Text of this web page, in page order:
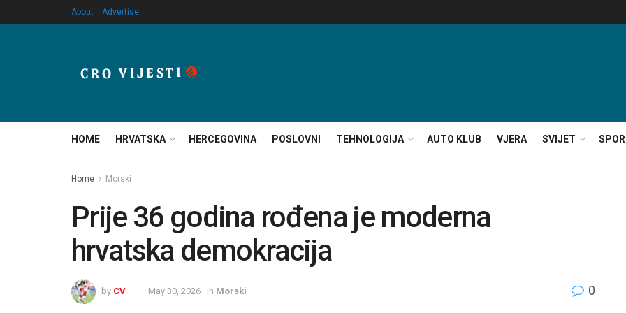
About Advertise
HOME HRVATSKA HERCEGOVINA POSLOVNI TEHNOLOGIJA AUTO KLUB VJERA SVIJET
Home Morski
Prije 36 godina rođena je moderna
hrvatska demokracija
by CV May 30, 2026 in Morski 0